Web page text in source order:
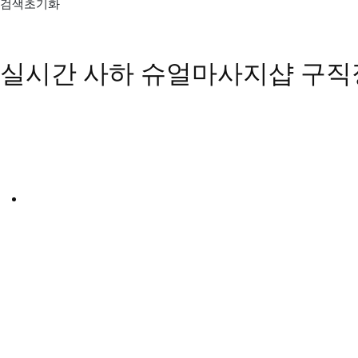
검색초기화
실시간 사하 슈얼마사지샵 구직